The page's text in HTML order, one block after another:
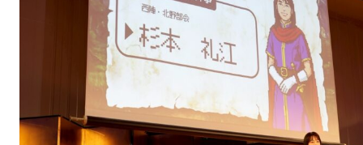
JOCとは
沿革
JOC発足の想い
第24期事業計画
組織図